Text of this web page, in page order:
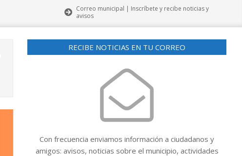
Correo municipal | Inscríbete y recibe noticias y
avisos
RECIBE NOTICIAS EN TU CORREO
Con frecuencia enviamos información a ciudadanos y
amigos: avisos, noticias sobre el municipio, actividades